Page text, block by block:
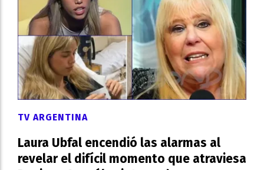
Laura Ubfal encendió las alarmas al
revelar el difícil momento que atraviesa
TV ARGENTINA